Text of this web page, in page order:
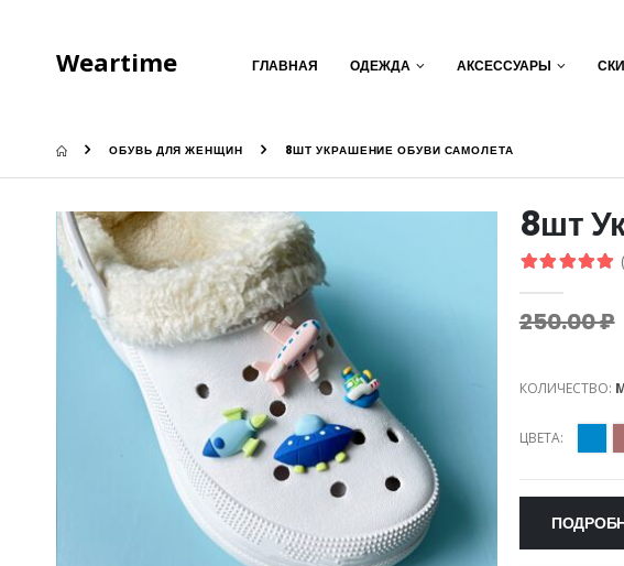
Weartime ГЛАВНАЯ ОДЕЖДА АКСЕССУАРЫ
ОБУВЬ ДЛЯ ЖЕНЩИН 8ШТ УКРАШЕНИЕ ОБУВИ САМОЛЕТА
8шт
250.00 ₽
КОЛИЧЕСТВО:
ЦВЕТА: